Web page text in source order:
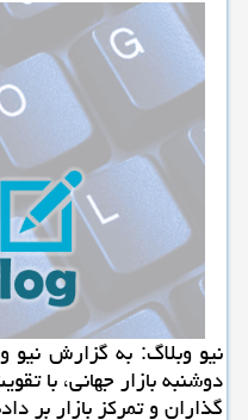
نیو وبلاگ: به گزارش نیو
دوشنبه بازار جهانی، با
گذاران و تمرکز بازار بر